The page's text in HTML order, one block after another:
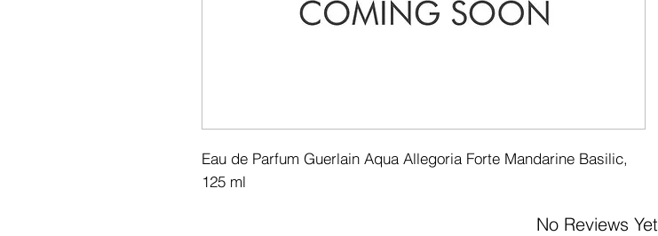
Eau de Parfum Guerlain Aqua Allegoria Forte Mandarine Basilic,
125 ml
No Reviews Yet